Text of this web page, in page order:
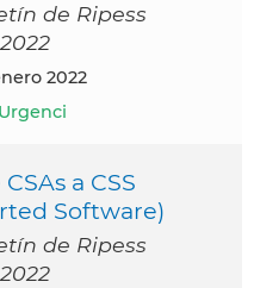
de Ripess
2022
Urgenci
a CSS
Software)
de Ripess